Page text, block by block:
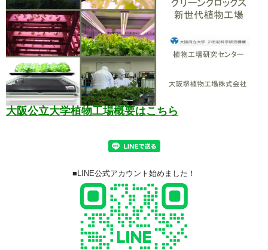
大阪公立大学植物工場概要はこちら
■LINE公式アカウント始めました！